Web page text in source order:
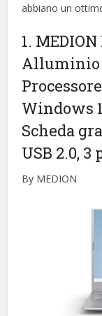
abbiano un
1.
Alluminio
Windows
Scheda
USB 2.0, 3
By MEDION